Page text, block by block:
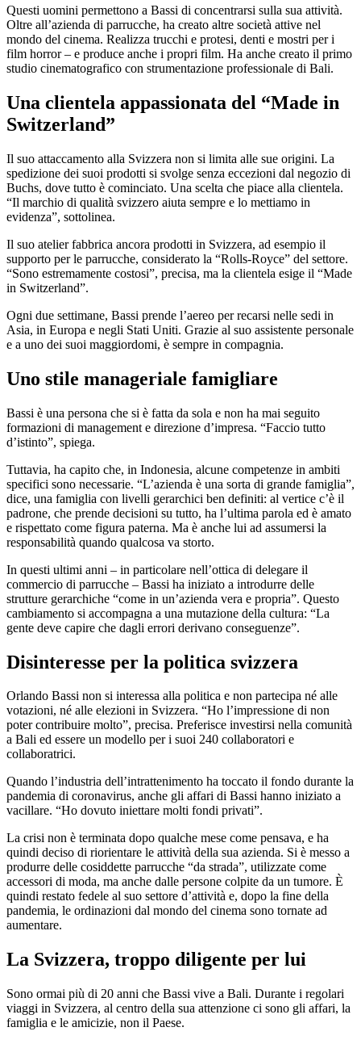
Questi uomini permettono a Bassi di concentrarsi sulla sua attività.
Oltre all’azienda di parrucche, ha creato altre società attive nel
mondo del cinema. Realizza trucchi e protesi, denti e mostri per i
film horror – e produce anche i propri film. Ha anche creato il primo
studio cinematografico con strumentazione professionale di Bali.
Una clientela appassionata del “Made in
Switzerland”
Il suo attaccamento alla Svizzera non si limita alle sue origini. La
spedizione dei suoi prodotti si svolge senza eccezioni dal negozio di
Buchs, dove tutto è cominciato. Una scelta che piace alla clientela.
“Il marchio di qualità svizzero aiuta sempre e lo mettiamo in
evidenza”, sottolinea.
Il suo atelier fabbrica ancora prodotti in Svizzera, ad esempio il
supporto per le parrucche, considerato la “Rolls-Royce” del settore.
“Sono estremamente costosi”, precisa, ma la clientela esige il “Made
in Switzerland”.
Ogni due settimane, Bassi prende l’aereo per recarsi nelle sedi in
Asia, in Europa e negli Stati Uniti. Grazie al suo assistente personale
e a uno dei suoi maggiordomi, è sempre in compagnia.
Uno stile manageriale famigliare
Bassi è una persona che si è fatta da sola e non ha mai seguito
formazioni di management e direzione d’impresa. “Faccio tutto
d’istinto”, spiega.
Tuttavia, ha capito che, in Indonesia, alcune competenze in ambiti
specifici sono necessarie. “L’azienda è una sorta di grande famiglia”,
dice, una famiglia con livelli gerarchici ben definiti: al vertice c’è il
padrone, che prende decisioni su tutto, ha l’ultima parola ed è amato
e rispettato come figura paterna. Ma è anche lui ad assumersi la
responsabilità quando qualcosa va storto.
In questi ultimi anni – in particolare nell’ottica di delegare il
commercio di parrucche – Bassi ha iniziato a introdurre delle
strutture gerarchiche “come in un’azienda vera e propria”. Questo
cambiamento si accompagna a una mutazione della cultura: “La
gente deve capire che dagli errori derivano conseguenze”.
Disinteresse per la politica svizzera
Orlando Bassi non si interessa alla politica e non partecipa né alle
votazioni, né alle elezioni in Svizzera. “Ho l’impressione di non
poter contribuire molto”, precisa. Preferisce investirsi nella comunità
a Bali ed essere un modello per i suoi 240 collaboratori e
collaboratrici.
Quando l’industria dell’intrattenimento ha toccato il fondo durante la
pandemia di coronavirus, anche gli affari di Bassi hanno iniziato a
vacillare. “Ho dovuto iniettare molti fondi privati”.
La crisi non è terminata dopo qualche mese come pensava, e ha
quindi deciso di riorientare le attività della sua azienda. Si è messo a
produrre delle cosiddette parrucche “da strada”, utilizzate come
accessori di moda, ma anche dalle persone colpite da un tumore. È
quindi restato fedele al suo settore d’attività e, dopo la fine della
pandemia, le ordinazioni dal mondo del cinema sono tornate ad
aumentare.
La Svizzera, troppo diligente per lui
Sono ormai più di 20 anni che Bassi vive a Bali. Durante i regolari
viaggi in Svizzera, al centro della sua attenzione ci sono gli affari, la
famiglia e le amicizie, non il Paese.